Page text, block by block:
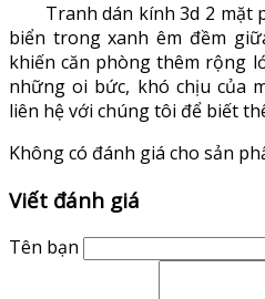
Tranh dán kính 3d 2 mặt
biển trong xanh êm đềm
khiến căn phòng thêm rộng
những oi bức, khó chịu của
liên hệ với chúng tôi để biết
Không có đánh giá cho sản
Viết đánh giá
Tên bạn